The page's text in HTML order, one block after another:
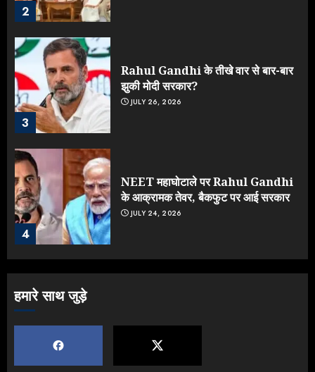
2
3
Rahul Gandhi के तीखे वार से बार-बार
झुकी मोदी सरकार?
JULY 26, 2026
4
NEET महाघोटाले पर Rahul Gandhi
के आक्रामक तेवर, बैकफुट पर आई सरकार
JULY 24, 2026
हमारे साथ जुड़े